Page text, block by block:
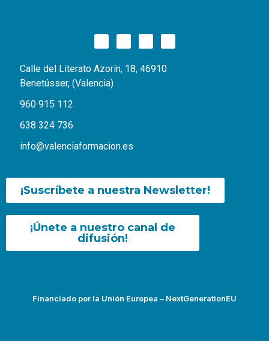
Calle del Literato Azorín, 18, 46910
Benetússer, (Valencia)
960 915 112
638 324 736
info@valenciaformacion.es
¡Suscríbete a nuestra Newsletter!
¡Únete a nuestro canal de
difusión!
Financiado por la Unión Europea – NextGenerationEU